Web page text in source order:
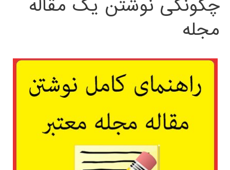
چگونگی نوشتن یک مقاله
مجله